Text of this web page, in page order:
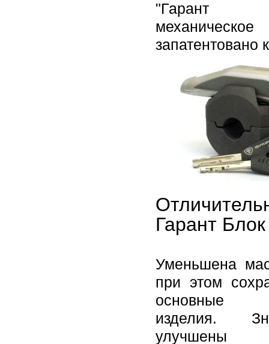
запатентовано
Гарант
Уменьшена
при этом
основные
изделия.
улучшены